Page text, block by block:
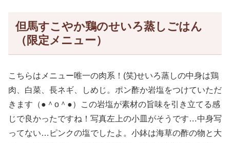
但馬すこやか鶏のせいろ蒸しごはん
（限定メニュー）
こちらはメニュー唯一の肉系！(笑)せいろ蒸しの中身は鶏
肉、白菜、長ネギ、しめじ。ポン酢か岩塩をつけていただ
きます（●＾o＾●）この岩塩が素材の旨味を引き立てる感
じで良かったですね！写真左上の小皿がそうです…中身写
ってない…ピンクの塩でしたよ。小鉢は海草の酢の物と大